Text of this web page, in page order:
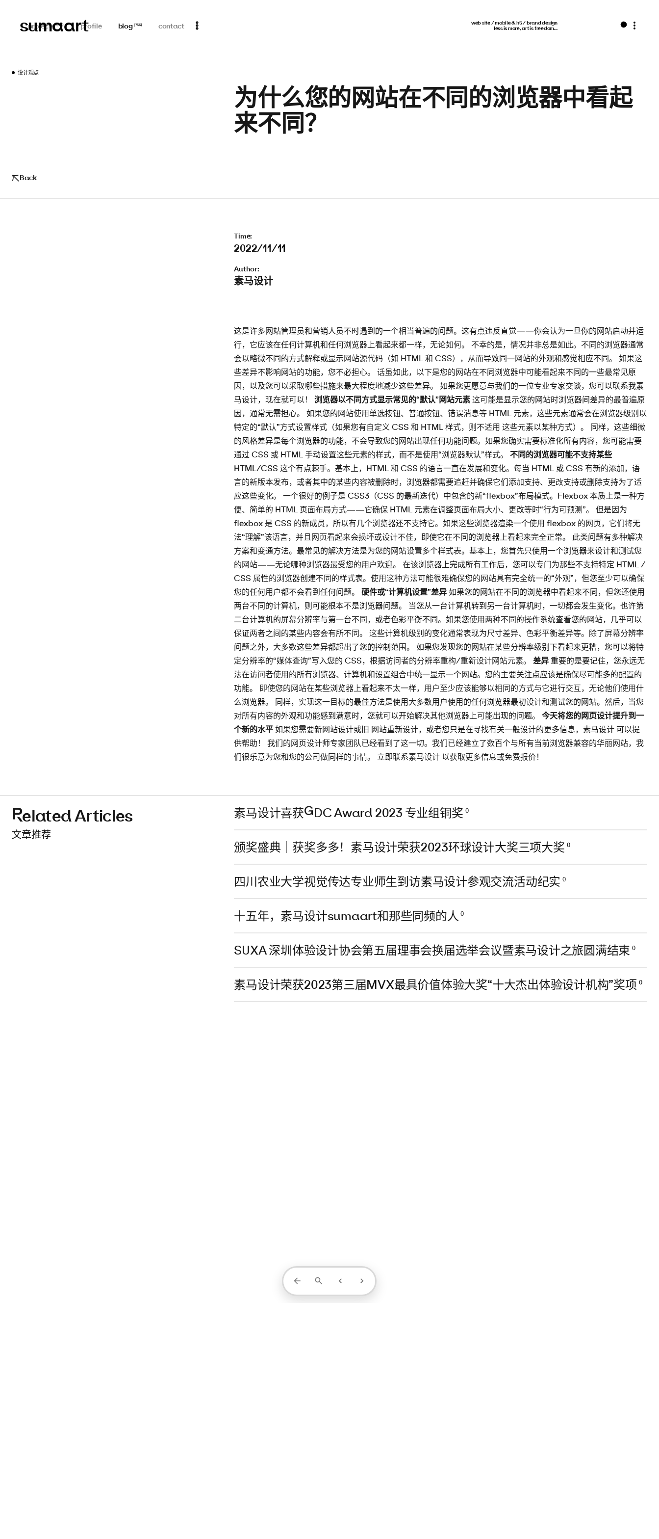
sumaart
projects (313) profile blog (756) contact
web site / mobile & h5 / brand design
less is more, art is freedom…
设计观点
Back
为什么您的网站在不同的浏览器中看起
来不同？
Time:
2022/11/11
Author:
素马设计
这是许多网站管理员和营销人员不时遇到的一个相当普遍的问题。这有点违反直觉——你会认为一旦你的网站启动并运
行，它应该在任何计算机和任何浏览器上看起来都一样，无论如何。 不幸的是，情况并非总是如此。不同的浏览器通常
会以略微不同的方式解释或显示网站源代码（如 HTML 和 CSS），从而导致同一网站的外观和感觉相应不同。 如果这
些差异不影响网站的功能，您不必担心。 话虽如此，以下是您的网站在不同浏览器中可能看起来不同的一些最常见原
因，以及您可以采取哪些措施来最大程度地减少这些差异。 如果您更愿意与我们的一位专业专家交谈，您可以联系我素
马设计，现在就可以！浏览器以不同方式显示常见的“默认”网站元素这可能是显示您的网站时浏览器间差异的最普遍原
因，通常无需担心。 如果您的网站使用单选按钮、普通按钮、错误消息等 HTML 元素，这些元素通常会在浏览器级别以
特定的“默认”方式设置样式（如果您有自定义 CSS 和 HTML 样式，则不适用 这些元素以某种方式）。 同样，这些细微
的风格差异是每个浏览器的功能，不会导致您的网站出现任何功能问题。如果您确实需要标准化所有内容，您可能需要
通过 CSS 或 HTML 手动设置这些元素的样式，而不是使用“浏览器默认”样式。不同的浏览器可能不支持某些
HTML/CSS 这个有点棘手。基本上，HTML 和 CSS 的语言一直在发展和变化。每当 HTML 或 CSS 有新的添加，语
言的新版本发布，或者其中的某些内容被删除时，浏览器都需要追赶并确保它们添加支持、更改支持或删除支持为了适
应这些变化。 一个很好的例子是 CSS3（CSS 的最新迭代）中包含的新“flexbox”布局模式。Flexbox 本质上是一种方
便、简单的 HTML 页面布局方式——它确保 HTML 元素在调整页面布局大小、更改等时“行为可预测”。 但是因为
flexbox 是 CSS 的新成员，所以有几个浏览器还不支持它。如果这些浏览器渲染一个使用 flexbox 的网页，它们将无
法“理解”该语言，并且网页看起来会损坏或设计不佳，即使它在不同的浏览器上看起来完全正常。 此类问题有多种解决
方案和变通方法。最常见的解决方法是为您的网站设置多个样式表。基本上，您首先只使用一个浏览器来设计和测试您
的网站——无论哪种浏览器最受您的用户欢迎。 在该浏览器上完成所有工作后，您可以专门为那些不支持特定 HTML /
CSS 属性的浏览器创建不同的样式表。使用这种方法可能很难确保您的网站具有完全统一的“外观”，但您至少可以确保
您的任何用户都不会看到任何问题。硬件或“计算机设置”差异如果您的网站在不同的浏览器中看起来不同，但您还使用
两台不同的计算机，则可能根本不是浏览器问题。 当您从一台计算机转到另一台计算机时，一切都会发生变化。也许第
二台计算机的屏幕分辨率与第一台不同，或者色彩平衡不同。如果您使用两种不同的操作系统查看您的网站，几乎可以
保证两者之间的某些内容会有所不同。 这些计算机级别的变化通常表现为尺寸差异、色彩平衡差异等。除了屏幕分辨率
问题之外，大多数这些差异都超出了您的控制范围。 如果您发现您的网站在某些分辨率级别下看起来更糟，您可以将特
定分辨率的“媒体查询”写入您的 CSS，根据访问者的分辨率重构/重新设计网站元素。 差异 重要的是要记住，您永远无
法在访问者使用的所有浏览器、计算机和设置组合中统一显示一个网站。您的主要关注点应该是确保尽可能多的配置的
功能。 即使您的网站在某些浏览器上看起来不太一样，用户至少应该能够以相同的方式与它进行交互，无论他们使用什
么浏览器。 同样，实现这一目标的最佳方法是使用大多数用户使用的任何浏览器最初设计和测试您的网站。然后，当您
对所有内容的外观和功能感到满意时，您就可以开始解决其他浏览器上可能出现的问题。今天将您的网页设计提升到一
个新的水平如果您需要新网站设计或旧 网站重新设计，或者您只是在寻找有关一般设计的更多信息，素马设计 可以提
供帮助！ 我们的网页设计师专家团队已经看到了这一切。我们已经建立了数百个与所有当前浏览器兼容的华丽网站，我
们很乐意为您和您的公司做同样的事情。 立即联系素马设计 以获取更多信息或免费报价！
Related Articles
文章推荐
素马设计喜获GDC Award 2023 专业组铜奖 0
颁奖盛典｜获奖多多！素马设计荣获2023环球设计大奖三项大奖 0
四川农业大学视觉传达专业师生到访素马设计参观交流活动纪实 0
十五年，素马设计sumaart和那些同频的人 0
SUXA 深圳体验设计协会第五届理事会换届选举会议暨素马设计之旅圆满结束 0
素马设计荣获2023第三届MVX最具价值体验大奖“十大杰出体验设计机构”奖项 0